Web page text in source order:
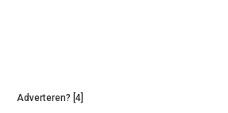
Adverteren? [4]